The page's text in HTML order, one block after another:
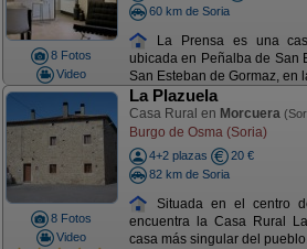
8 Fotos
Video
60 km de Soria
La Prensa es una
ubicada en Peñalba de San
San Esteban de Gormaz, en
8 Fotos
Video
La Plazuela
Casa Rural en Morcuera
Burgo de Osma (Soria)
4+2 plazas
20 €
82 km de Soria
Situada en el centro
encuentra la Casa Rural
casa más singular del